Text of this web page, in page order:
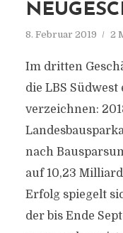
8. Februar 2019 2
Im dritten
die LBS
verzeichnen:
nach
auf 10,23
Erfolg spiegelt
der bis Ende